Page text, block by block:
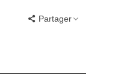
Partager